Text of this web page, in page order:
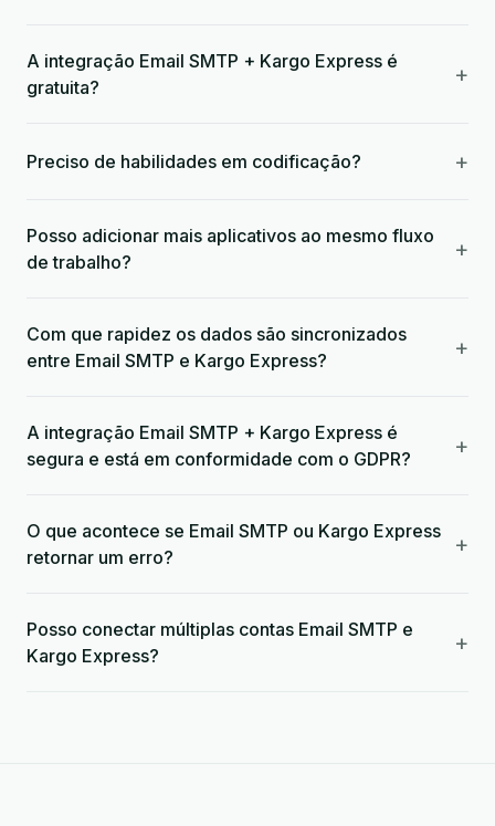
A integração Email SMTP + Kargo Express é
gratuita?
+
Preciso de habilidades em codificação? +
Posso adicionar mais aplicativos ao mesmo fluxo
de trabalho?
+
Com que rapidez os dados são sincronizados
entre Email SMTP e Kargo Express?
+
A integração Email SMTP + Kargo Express é
segura e está em conformidade com o GDPR?
+
O que acontece se Email SMTP ou Kargo Express
retornar um erro?
+
Posso conectar múltiplas contas Email SMTP e
Kargo Express?
+